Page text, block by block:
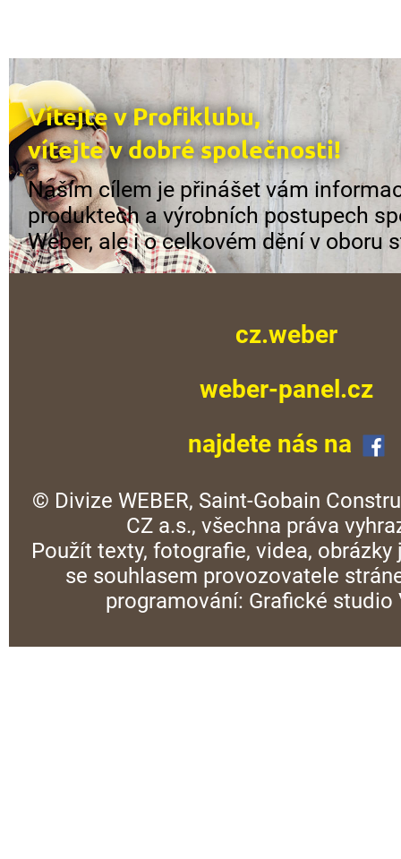
Vítejte v Profiklubu,
vítejte v dobré společnosti!
Naším cílem je přinášet vám
produktech a výrobních postupech
Weber, ale i o celkovém dění v oboru
cz.weber
weber-panel.cz
najdete nás na
© Divize WEBER, Saint-Gobain
CZ a.s., všechna práva
Použít texty, fotografie, videa, obrázky
se souhlasem provozovatele
programování: Grafické studio